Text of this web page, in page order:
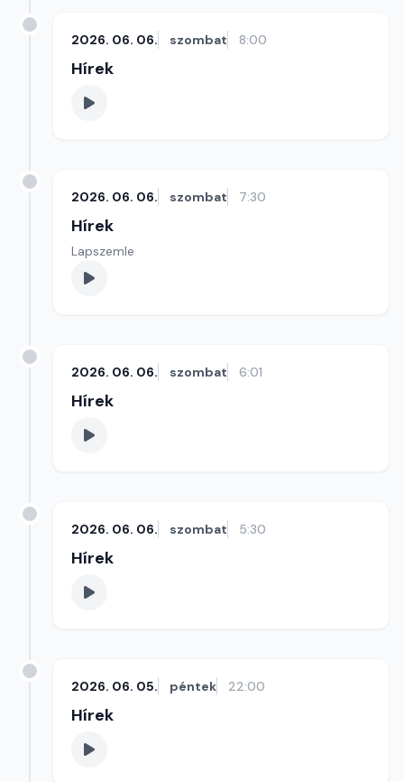
2026. 06. 06. szombat 8:00
Hírek
2026. 06. 06. szombat 7:30
Hírek
Lapszemle
2026. 06. 06. szombat 6:01
Hírek
2026. 06. 06. szombat 5:30
Hírek
2026. 06. 05. péntek 22:00
Hírek